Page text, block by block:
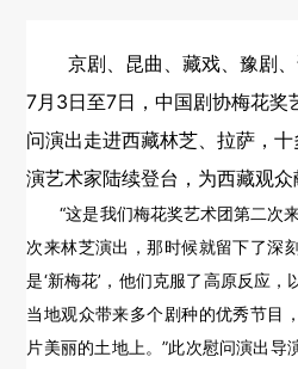
对外交流
刊物出版
戏剧视频
京剧、昆曲、藏戏、豫剧、
7月3日至7日，中国剧协梅花奖
问演出走进西藏林芝、拉萨，
演艺术家陆续登台，为西藏观众
“这是我们梅花奖艺术团第二次
次来林芝演出，那时候就留下了深
是‘新梅花’，他们克服了高原反应
当地观众带来多个剧种的优秀节目
片美丽的土地上。”此次慰问演出导